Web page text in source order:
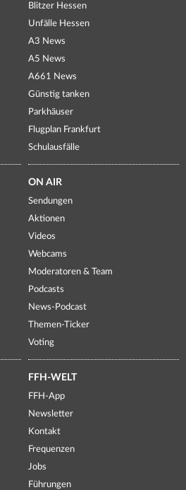
Blitzer Hessen
Unfälle Hessen
A3 News
A5 News
A661 News
Günstig tanken
Parkhäuser
Flugplan Frankfurt
Schulausfälle
ON AIR
Sendungen
Aktionen
Videos
Webcams
Moderatoren & Team
Podcasts
News-Podcast
Themen-Ticker
Voting
FFH-WELT
FFH-App
Newsletter
Kontakt
Frequenzen
Jobs
Führungen